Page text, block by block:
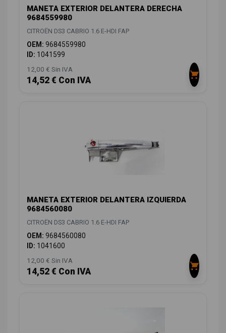
MANETA EXTERIOR DELANTERA DERECHA
9684559980
CITROËN DS3 CABRIO 1.6 E-HDI FAP
OEM: 9684559980
ID: 1041599
12,00 € Sin IVA
14,52 € Con IVA
MANETA EXTERIOR DELANTERA IZQUIERDA
9684560080
CITROËN DS3 CABRIO 1.6 E-HDI FAP
OEM: 9684560080
ID: 1041600
12,00 € Sin IVA
14,52 € Con IVA